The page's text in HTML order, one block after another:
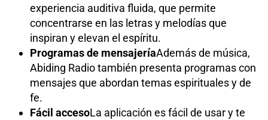
experiencia auditiva fluida, que permite
concentrarse en las letras y melodías que
inspiran y elevan el espíritu.
Programas de mensajeríaAdemás de música,
Abiding Radio también presenta programas con
mensajes que abordan temas espirituales y de
fe.
Fácil accesoLa aplicación es fácil de usar y te